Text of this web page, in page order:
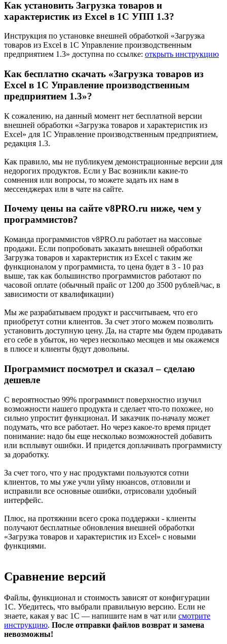
Как установить Загрузка товаров и
характеристик из Excel в 1С УПП 1.3?
Инструкция по установке внешней обработкой «Загрузка
товаров из Excel в 1С Управление производственным
предприятием 1.3» доступна по ссылке: открыть инструкцию
Как бесплатно скачать «Загрузка товаров из
Excel в 1С Управление производственным
предприятием 1.3»?
К сожалению, на данный момент нет бесплатной версии
внешней обработки «Загрузка товаров и характеристик из
Excel» для 1С Управление производственным предприятием,
редакция 1.3.
Как правило, мы не публикуем демонстрационные версии для
недорогих продуктов. Если у Вас возникли какие-то
сомнения или вопросы, то можете задать их нам в
мессенджерах или в чате на сайте.
Почему цены на сайте v8PRO.ru ниже, чем у
программистов?
Команда программистов v8PRO.ru работает на массовые
продажи. Если попробовать заказать внешней обработки
Загрузка товаров и характеристик из Excel с таким же
функционалом у программиста, то цена будет в 3 - 10 раз
выше, так как большинство программистов работают по
часовой оплате (обычный прайс от 1200 до 3500 рублей/час, в
зависимости от квалификации)
Мы же разрабатываем продукт и рассчитываем, что его
приобретут сотни клиентов. За счет этого можем позволить
установить доступную цену. Да, на старте мы будем продавать
его себе в убыток, но через несколько месяцев и мы окажемся
в плюсе и клиенты будут довольны.
Программист посмотрел и сказал – сделаю
дешевле
С вероятностью 99% программист поверхностно изучил
возможности нашего продукта и сделает что-то похожее, но
сильно упростит функционал. И заказчик по-началу может
подумать, что все работает. Но через какое-то время придет
понимание: надо бы еще несколько возможностей добавить
или всплывут ошибки. И придется доплачивать программисту
за доработку.
За счет того, что у нас продуктами пользуются сотни
клиентов, то мы уже учли уйму нюансов, отловили и
исправили все основные ошибки, отрисовали удобный
интерфейс.
Плюс, на протяжнии всего срока поддержки - клиенты
получают бесплатные обновления внешней обработки
«Загрузка товаров и характеристик из Excel» с новыми
функциями.
Сравнение версий
Файлы, функционал и стоимость зависят от конфигурации
1С. Убедитесь, что выбрали правильную версию. Если не
знаете, какая у вас 1С — напишите нам в чат или смотрите
инструкцию. После отправки файлов возврат и замена
невозможны!